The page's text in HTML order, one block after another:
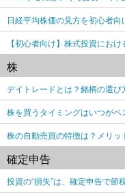
日経平均株価の見方を初心者
【初心者向け】株式投資にお
株
デイトレードとは？銘柄の選び
株を買うタイミングはいつが
株の自動売買の特徴は？メリ
確定申告
投資の“損失”は、確定申告で節